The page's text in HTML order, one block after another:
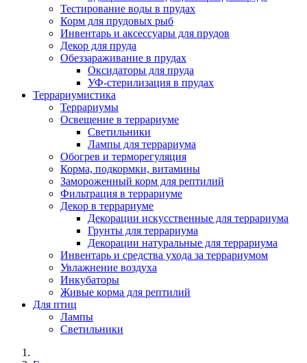
Тестирование воды в прудах
Корм для прудовых рыб
Инвентарь и аксессуары для прудов
Декор для пруда
Обеззараживание в прудах
Оксидаторы для пруда
УФ-стерилизация в прудах
Террариумистика
Террариумы
Освещение в террариуме
Светильники
Лампы для террариума
Обогрев и терморегуляция
Корма, подкормки, витамины
Замороженный корм для рептилий
Фильтрация в террариуме
Декор в террариуме
Декорации искусственные для террариума
Грунты для террариума
Декорации натуральные для террариума
Инвентарь и средства ухода за террариумом
Увлажнение воздуха
Инкубаторы
Живые корма для рептилий
Для птиц
Лампы
Светильники